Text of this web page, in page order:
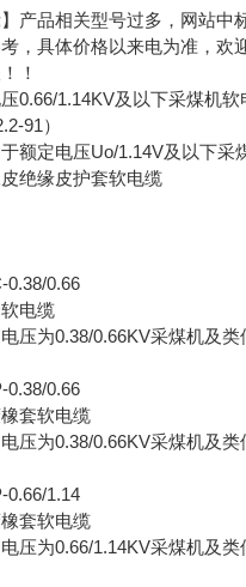
】产品相关型号过多，网站中
，具体价格以来电为准，欢
！
0.66/1.14KV及以下采煤机软
91）
额定电压Uo/1.14V及以下采
绝缘皮护套软电缆
0.38/0.66
电缆
压为0.38/0.66KV采煤机及
0.38/0.66
套软电缆
压为0.38/0.66KV采煤机及
0.66/1.14
套软电缆
压为0.66/1.14KV采煤机及